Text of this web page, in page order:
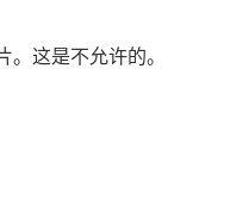
这是不允许的。